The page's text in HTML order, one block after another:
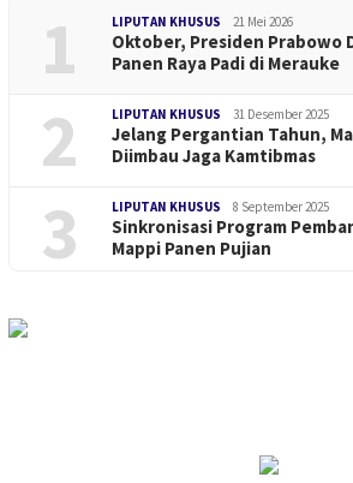
1 LIPUTAN KHUSUS 21 Mei 2026
Oktober, Presiden Prabowo
Panen Raya Padi di Merauke
2 LIPUTAN KHUSUS 31 Desember 2025
Jelang Pergantian Tahun,
Diimbau Jaga Kamtibmas
3 LIPUTAN KHUSUS 8 September 2025
Sinkronisasi Program
Mappi Panen Pujian